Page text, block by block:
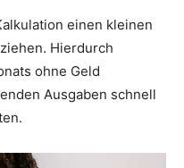
einen kleinen
Hierdurch
ohne Geld
Ausgaben schnell